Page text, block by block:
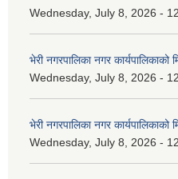
Wednesday, July 8, 2026 -
भेरी नगरपालिका नगर
Wednesday, July 8, 2026 -
भेरी नगरपालिका नगर
Wednesday, July 8, 2026 -